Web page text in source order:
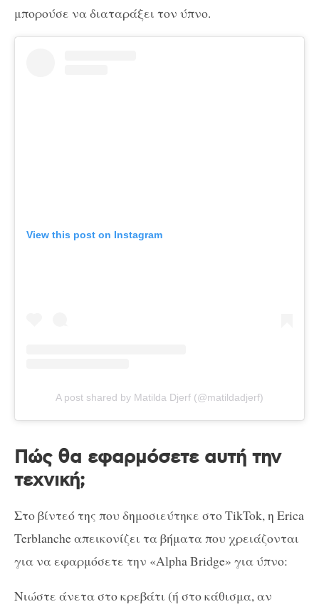
μπορούσε να διαταράξει τον ύπνο.
View this post on Instagram
A post shared by Matilda Djerf (@matildadjerf)
Πώς θα εφαρμόσετε αυτή την
τεχνική;
Στο βίντεό της που δημοσιεύτηκε στο TikTok, η Erica
Terblanche απεικονίζει τα βήματα που χρειάζονται
για να εφαρμόσετε την «Alpha Bridge» για ύπνο:
Νιώστε άνετα στο κρεβάτι (ή στο κάθισμα, αν